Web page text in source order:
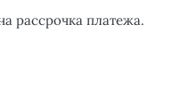
рассрочка платежа.